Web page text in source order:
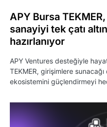
APY Bursa
sanayiyi tek çatı
hazırlanıyor
APY Ventures desteğiyle
TEKMER, girişimlere
ekosistemini güçlendirmeyi